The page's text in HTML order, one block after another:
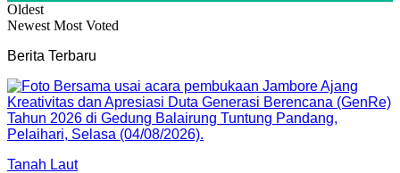
Oldest
Newest Most Voted
Berita Terbaru
Tanah Laut